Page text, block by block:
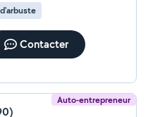
Contacter
Auto-entrepreneur